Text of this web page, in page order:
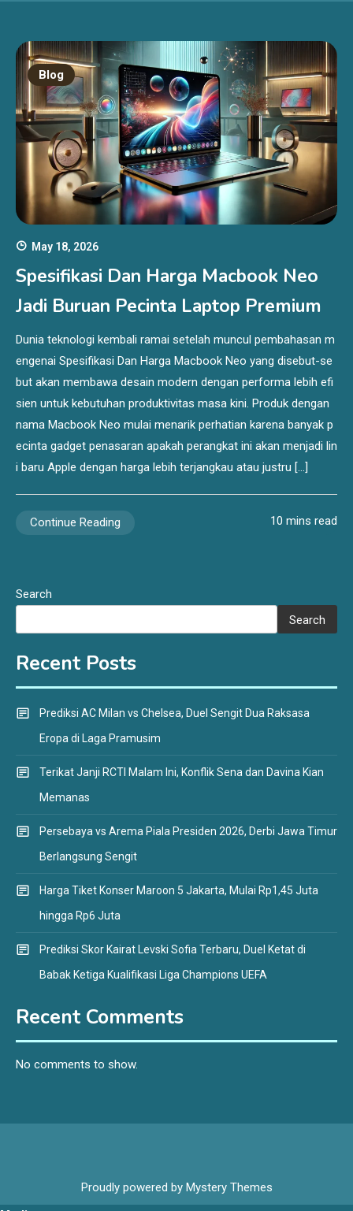
Blog
May 18, 2026
Spesifikasi Dan Harga Macbook Neo
Jadi Buruan Pecinta Laptop Premium
Dunia teknologi kembali ramai setelah muncul pembahasan m
engenai Spesifikasi Dan Harga Macbook Neo yang disebut-se
but akan membawa desain modern dengan performa lebih efi
sien untuk kebutuhan produktivitas masa kini. Produk dengan
nama Macbook Neo mulai menarik perhatian karena banyak p
ecinta gadget penasaran apakah perangkat ini akan menjadi lin
i baru Apple dengan harga lebih terjangkau atau justru […]
Continue Reading 10 mins read
Search
Search
Recent Posts
Prediksi AC Milan vs Chelsea, Duel Sengit Dua Raksasa
Eropa di Laga Pramusim
Terikat Janji RCTI Malam Ini, Konflik Sena dan Davina Kian
Memanas
Persebaya vs Arema Piala Presiden 2026, Derbi Jawa Timur
Berlangsung Sengit
Harga Tiket Konser Maroon 5 Jakarta, Mulai Rp1,45 Juta
hingga Rp6 Juta
Prediksi Skor Kairat Levski Sofia Terbaru, Duel Ketat di
Babak Ketiga Kualifikasi Liga Champions UEFA
Recent Comments
No comments to show.
Proudly powered by Mystery Themes